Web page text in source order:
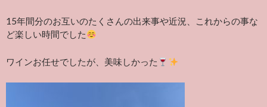
15年間分のお互いのたくさんの出来事や近況、これからの事な
ど楽しい時間でした
ワインお任せでしたが、美味しかった